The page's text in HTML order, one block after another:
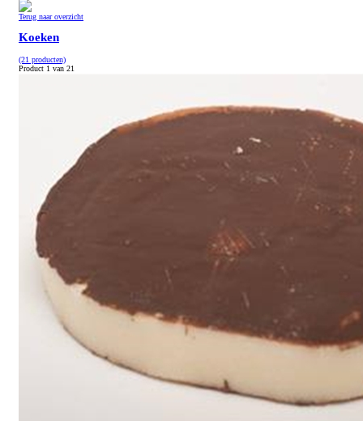
Terug naar overzicht
Koeken
(21 producten)
Product 1 van 21